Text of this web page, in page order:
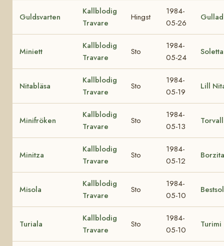
Guldsvarten
Kallblodig
Travare
Hingst
1984-
05-26
Miniett
Kallblodig
Travare
Sto
1984-
05-24
Soletta
Nitabläsa
Kallblodig
Travare
Sto
1984-
05-19
Lill
Minifröken
Kallblodig
Travare
Sto
1984-
05-13
Minitza
Kallblodig
Travare
Sto
1984-
05-12
Misola
Kallblodig
Travare
Sto
1984-
05-10
Turiala
Kallblodig
Travare
Sto
1984-
05-10
Turimi